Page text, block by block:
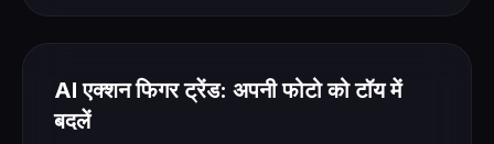
AI एक्शन फिगर ट्रेंड: अपनी फोटो को टॉय में
बदलें